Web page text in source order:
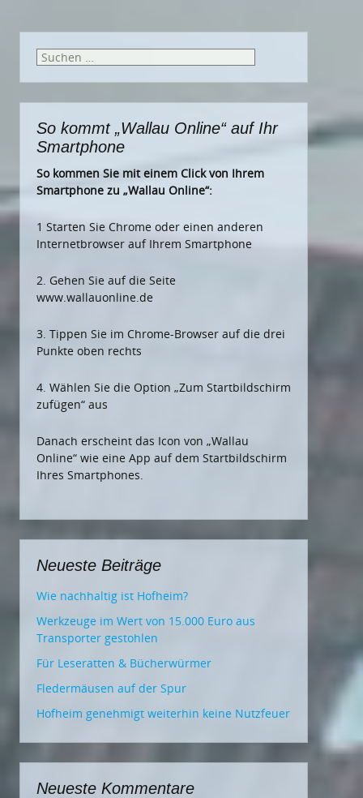
Suchen
So kommt „Wallau Online“ auf Ihr
Smartphone
So kommen Sie mit einem Click von Ihrem
Smartphone zu „Wallau Online“:
1 Starten Sie Chrome oder einen anderen
Internetbrowser auf Ihrem Smartphone
2. Gehen Sie auf die Seite
www.wallauonline.de
3. Tippen Sie im Chrome-Browser auf die drei
Punkte oben rechts
4. Wählen Sie die Option „Zum Startbildschirm
zufügen“ aus
Danach erscheint das Icon von „Wallau
Online“ wie eine App auf dem Startbildschirm
Ihres Smartphones.
Neueste Beiträge
Wie nachhaltig ist Hofheim?
Werkzeuge im Wert von 15.000 Euro aus
Transporter gestohlen
Für Leseratten & Bücherwürmer
Fledermäusen auf der Spur
Hofheim genehmigt weiterhin keine Nutzfeuer
Neueste Kommentare